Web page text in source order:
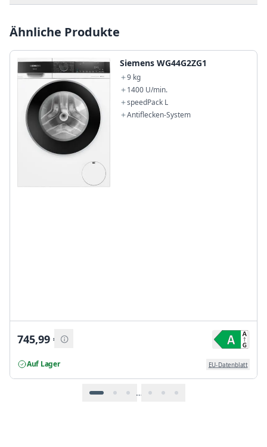
Ähnliche Produkte
Siemens WG44G2ZG1
9 kg
1400 U/min.
speedPack L
Antiflecken-System
745,99 €
Auf Lager EU-Datenblatt
…